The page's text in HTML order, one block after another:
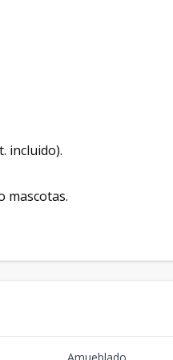
incluido).
mascotas.